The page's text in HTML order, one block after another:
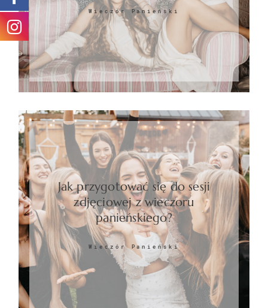
Wieczór Panieński
Jak przygotować się do sesji
zdjęciowej z wieczoru
panieńskiego?
Wieczór Panieński